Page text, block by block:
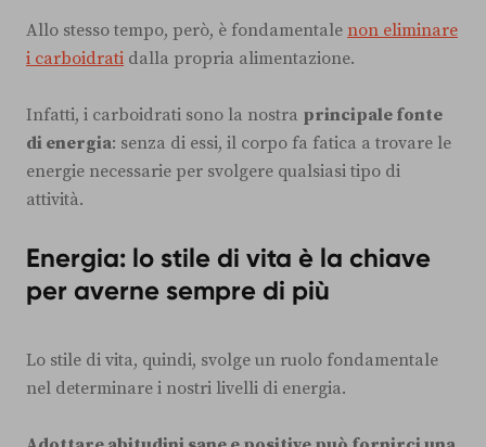
Allo stesso tempo, però, è fondamentale non eliminare
i carboidrati dalla propria alimentazione.
Infatti, i carboidrati sono la nostra principale fonte
di energia: senza di essi, il corpo fa fatica a trovare le
energie necessarie per svolgere qualsiasi tipo di
attività.
Energia: lo stile di vita è la chiave
per averne sempre di più
Lo stile di vita, quindi, svolge un ruolo fondamentale
nel determinare i nostri livelli di energia.